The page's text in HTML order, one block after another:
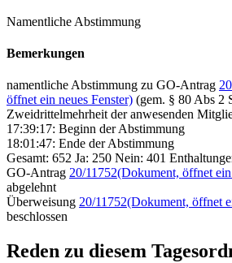
Namentliche Abstimmung
Bemerkungen
namentliche Abstimmung zu GO-Antrag
öffnet ein neues Fenster) (gem. § 80 Abs 2
Zweidrittelmehrheit der anwesenden
17:39:17: Beginn der Abstimmung
18:01:47: Ende der Abstimmung
Gesamt: 652 Ja: 250 Nein: 401
GO-Antrag 20/11752(Dokument, öffnet ein
abgelehnt
Überweisung 20/11752(Dokument, öffnet
beschlossen
Reden zu diesem